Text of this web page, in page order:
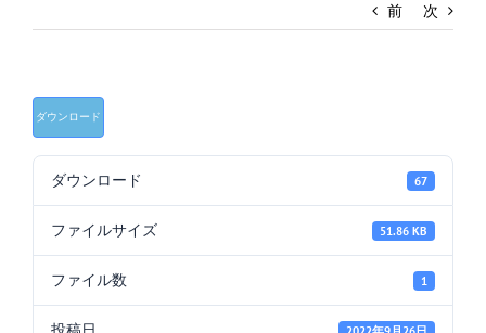
前 次
ダウンロード
ダウンロード 67
ファイルサイズ 51.86 KB
ファイル数 1